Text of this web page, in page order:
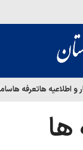
و اطلاعیه هاتعرفه ها
ها